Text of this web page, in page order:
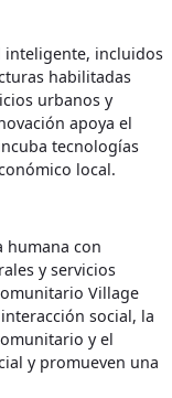
inteligente, incluidos
habilitadas
urbanos y
apoya el
tecnologías
local.
humana con
y servicios
Village
social, la
y el
y promueven una